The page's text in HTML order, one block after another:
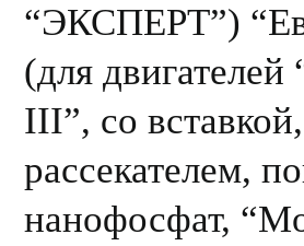
“ЭКСПЕРТ”)
(для
III”, со
рассекателем,
нанофосфат,